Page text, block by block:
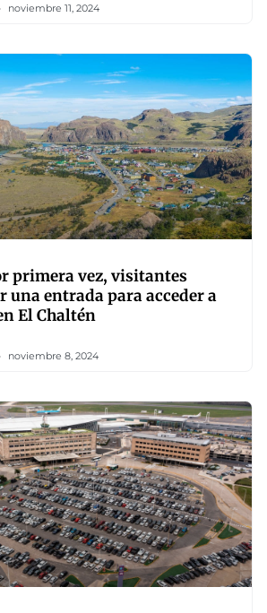
noviembre 11, 2024
primera vez, visitantes
una entrada para acceder a
El Chaltén
noviembre 8, 2024